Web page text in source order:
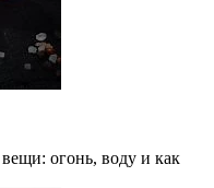
огонь, воду и как